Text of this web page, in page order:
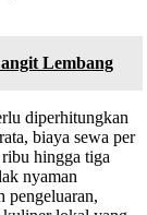
Lembang
diperhitungkan
biaya sewa per
hingga tiga
nyaman
pengeluaran,